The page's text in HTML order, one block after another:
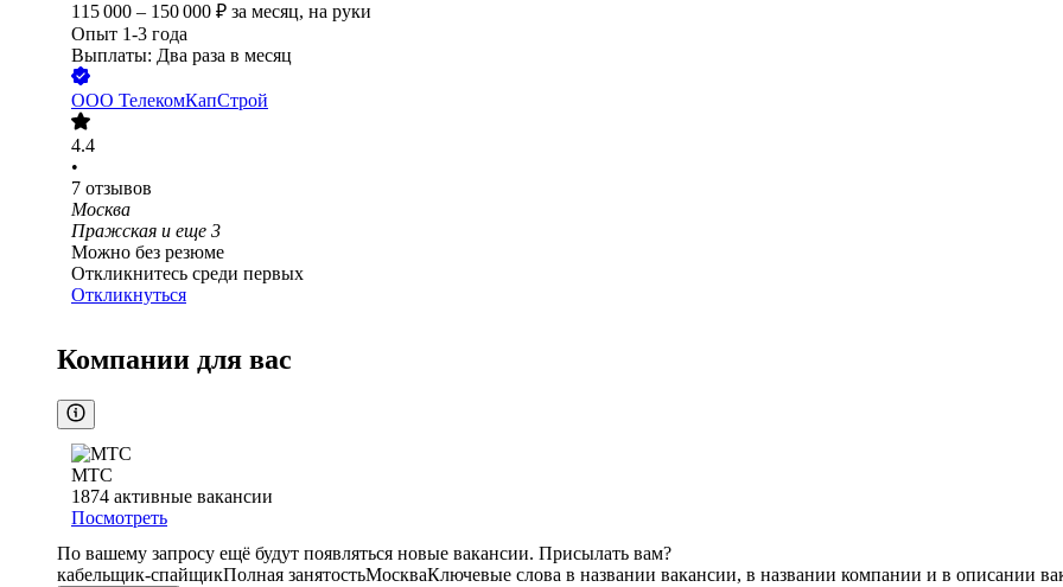
115 000 – 150 000 ₽ за месяц, на руки
Опыт 1-3 года
Выплаты: Два раза в месяц
ООО ТелекомКапСтрой
4.4
•
7 отзывов
Москва
Пражская и еще 3
Можно без резюме
Откликнитесь среди первых
Откликнуться
Компании для вас
МТС
1874 активные вакансии
Посмотреть
По вашему запросу ещё будут появляться новые вакансии. Присылать вам?
кабельщик-спайщикПолная занятостьМоскваКлючевые слова в названии вакансии, в названии компании и в описании